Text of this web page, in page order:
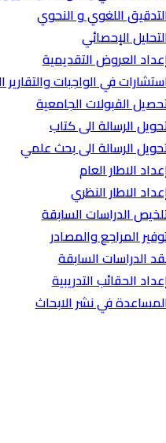
اللغوي و النحوي
الإحصائي
العروض التقديمية
في الواجبات والتقارير
القبولات الجامعية
الرسالة الى كتاب
الرسالة الى بحث علمي
الاطار العام
الاطار النظري
الدراسات السابقة
المراجع والمصادر
الدراسات السابقة
الحقائب التدريبية
في نشر الابحاث